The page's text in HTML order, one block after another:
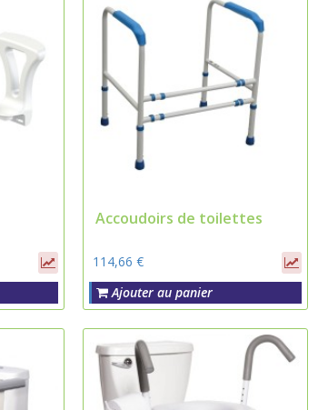
Accoudoirs de toilettes
114,66 €
Ajouter au panier